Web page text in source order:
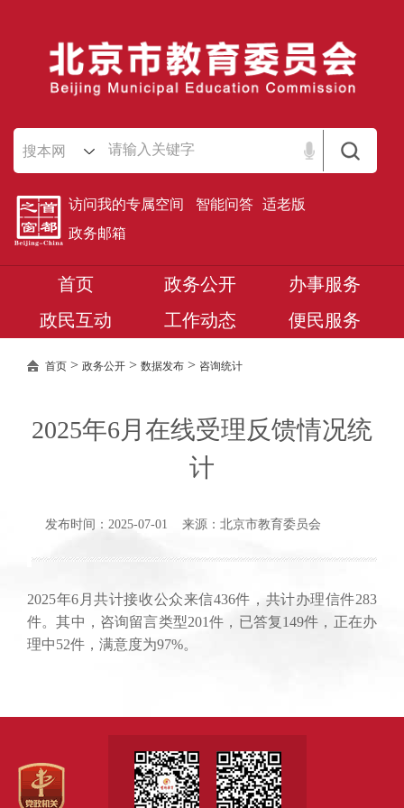
搜本网
访问我的专属空间 智能问答 适老版
政务邮箱
首页 政务公开
办事服务
政民互动
工作动态 便民服务
首页 > 政务公开 > 数据发布 > 咨询统计
2025年6月在线受理反馈情况统
计
发布时间：2025-07-01 来源：北京市教育委员会
2025年6月共计接收公众来信436件，共计办理信件283
件。其中，咨询留言类型201件，已答复149件，正在办
理中52件，满意度为97%。